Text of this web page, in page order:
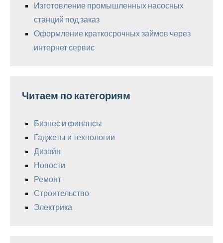
Изготовление промышленных насосных
станций под заказ
Оформление краткосрочных займов через
интернет сервис
Читаем по категориям
Бизнес и финансы
Гаджеты и технологии
Дизайн
Новости
Ремонт
Строительство
Электрика